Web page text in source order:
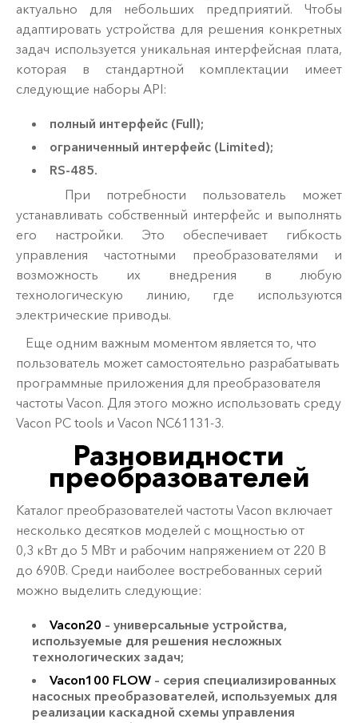
актуально для небольших предприятий. Чтобы
адаптировать устройства для решения конкретных
задач используется уникальная интерфейсная плата,
которая в стандартной комплектации имеет
следующие наборы API:
полный интерфейс (Full);
ограниченный интерфейс (Limited);
RS-485.
При потребности пользователь может
устанавливать собственный интерфейс и выполнять
его настройки. Это обеспечивает гибкость
управления частотными преобразователями и
возможность их внедрения в любую
технологическую линию, где используются
электрические приводы.
Еще одним важным моментом является то, что
пользователь может самостоятельно разрабатывать
программные приложения для преобразователя
частоты Vacon. Для этого можно использовать среду
Vacon PC tools и Vacon NC61131-3.
Разновидности
преобразователей
Каталог преобразователей частоты Vacon включает
несколько десятков моделей с мощностью от
0,3 кВт до 5 МВт и рабочим напряжением от 220 В
до 690В. Среди наиболее востребованных серий
можно выделить следующие:
Vacon20 – универсальные устройства,
используемые для решения несложных
технологических задач;
Vacon100 FLOW – серия специализированных
насосных преобразователей, используемых для
реализации каскадной схемы управления